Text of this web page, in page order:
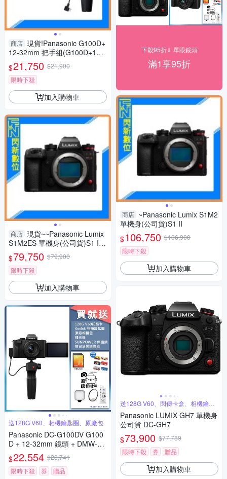
商店 現貨!Panasonic G100D+
12-32mm 把手組(G100D+123
2+SHGR2，公司貨)G100
$21,750 $21,900
限時下殺
加入購物車
商店 現貨~~Panasonic Lumix
S1M2ES 單機身(公司貨)S1 II
ES
$79,750 $79,900
限時下殺
加入購物車
送128G V60、相機鑰匙圈、原廠包
Panasonic DC-G100DV G100
D + 12-32mm 鏡頭 + DMW-SH
GR2 三腳架握把組 公司貨
$22,554 $23,741
限時下殺
券 贈品
下殺95折⇓ 單眼鏡頭
滿1享95折
商店 ~Panasonic Lumix S1M2
單機身(公司貨)S1 II
$106,750 $106,900
限時下殺
加入購物車
送128G V60、閃傳卡盒、相機鑰匙
圈
Panasonic LUMIX GH7 單機身
公司貨 DC-GH7
$73,900 $77,789
限時下殺
券 贈品
加入購物車